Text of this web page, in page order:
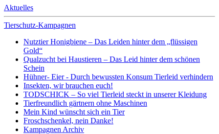
Aktuelles
Tierschutz-Kampagnen
Nutztier Honigbiene – Das Leiden hinter dem „flüssigen
Gold“
Qualzucht bei Haustieren – Das Leid hinter dem schönen
Schein
Hühner- Eier - Durch bewussten Konsum Tierleid verhindern
Insekten, wir brauchen euch!
TODSCHICK – So viel Tierleid steckt in unserer Kleidung
Tierfreundlich gärtnern ohne Maschinen
Mein Kind wünscht sich ein Tier
Froschschenkel, nein Danke!
Kampagnen Archiv